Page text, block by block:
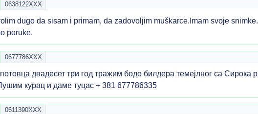
0638122XXX
dugo da sisam i primam, da zadovoljim muškarce.Imam svoje
poruke.
0677786XXX
двадесет три год тражим бодо билдера темејлног са Сирока
курац и даме туцас + 381 677786335
0611390XXX